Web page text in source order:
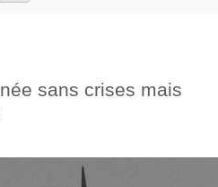
sans crises mais